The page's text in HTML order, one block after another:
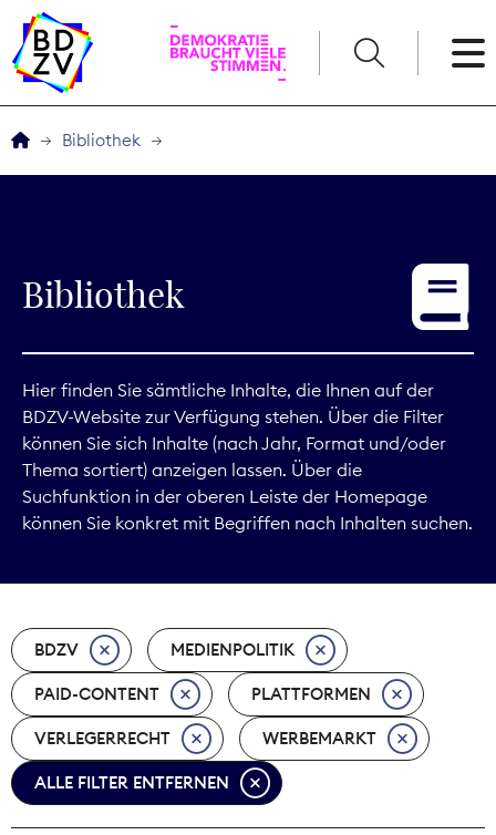
Service
Digitales
Kommunikation
Marktdaten
Nachhaltigkeit
Nachwuchs
Nova Award
Bibliothek
Bibliothek
Hier finden Sie sämtliche Inhalte, die Ihnen auf der
BDZV-Website zur Verfügung stehen. Über die Filter
können Sie sich Inhalte (nach Jahr, Format und/oder
Thema sortiert) anzeigen lassen. Über die
Suchfunktion in der oberen Leiste der Homepage
können Sie konkret mit Begriffen nach Inhalten suchen.
BDZV MEDIENPOLITIK
PAID-CONTENT PLATTFORMEN
VERLEGERRECHT WERBEMARKT
ALLE FILTER ENTFERNEN